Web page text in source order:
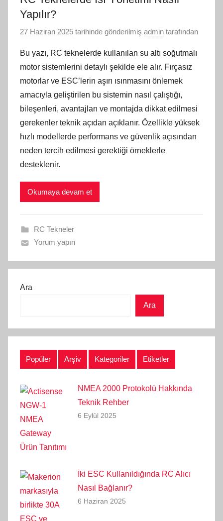
Yapılır?
27 Haziran 2025 tarihinde gönderilmiş admin tarafından
Bu yazı, RC teknelerde kullanılan su altı soğutmalı
motor sistemlerini detaylı şekilde ele alır. Fırçasız
motorlar ve ESC’lerin aşırı ısınmasını önlemek
amacıyla geliştirilen bu sistemin nasıl çalıştığı,
bileşenleri, avantajları ve montajda dikkat edilmesi
gerekenler teknik açıdan açıklanır. Özellikle yüksek
hızlı modellerde performans ve güvenlik açısından
neden tercih edilmesi gerektiği örneklerle
desteklenir.
Okumaya devam et
RC Tekneler
Yorum yapın
Ara
Ara
Popüler Arşiv Kategoriler Etiketler
NMEA 2000 Protokolü Hakkında
Teknik Rehber
6 Eylül 2025
İki ESC Kullanıldığında RC Alıcı
Nasıl Bağlanır?
6 Haziran 2025